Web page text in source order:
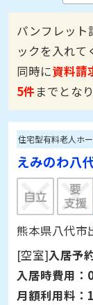
パンフレット
ックを入れて
同時に資料請
5件までとなり
住宅型有料老人ホ
えみのわ八
熊本県八代市
[空室]入居予
入居時費用：
月額利用料：